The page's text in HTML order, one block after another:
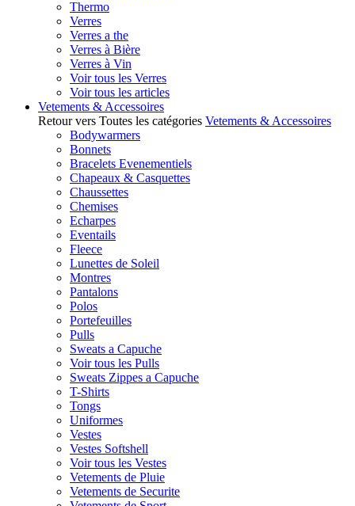
Thermo
Verres
Verres a the
Verres à Bière
Verres à Vin
Voir tous les Verres
Voir tous les articles
Vetements & Accessoires
Retour vers Toutes les catégories Vetements & Accessoires
Bodywarmers
Bonnets
Bracelets Evenementiels
Chapeaux & Casquettes
Chaussettes
Chemises
Echarpes
Eventails
Fleece
Lunettes de Soleil
Montres
Pantalons
Polos
Portefeuilles
Pulls
Sweats a Capuche
Voir tous les Pulls
Sweats Zippes a Capuche
T-Shirts
Tongs
Uniformes
Vestes
Vestes Softshell
Voir tous les Vestes
Vetements de Pluie
Vetements de Securite